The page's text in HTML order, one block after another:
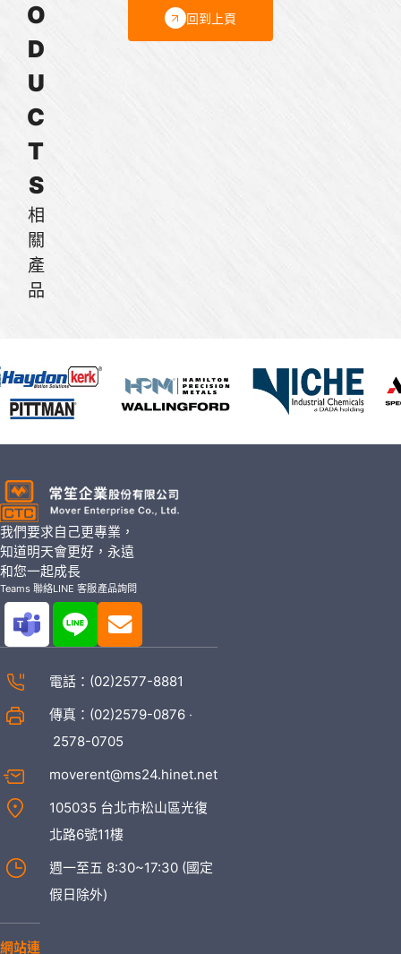
O
D
U
C
T
S
相
關
產
品
回到上頁
我們要求自己更專業，
知道明天會更好，永遠
和您一起成長
Teams 聯絡LINE 客服產品詢問
電話： (02)2577-8881
傳真：(02)2579-0876 ‧
2578-0705
moverent@ms24.hinet.net
105035 台北市松山區光復
北路6號11樓
週一至五 8:30~17:30 (國定
假日除外)
網站連